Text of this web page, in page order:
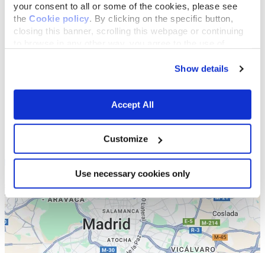
your consent to all or some of the cookies, please see
the Cookie policy. By clicking on the specific button,
closing this banner, scrolling this webpage or continuing
Show details
Accept All
Customize
Use necessary cookies only
Lista Mapa